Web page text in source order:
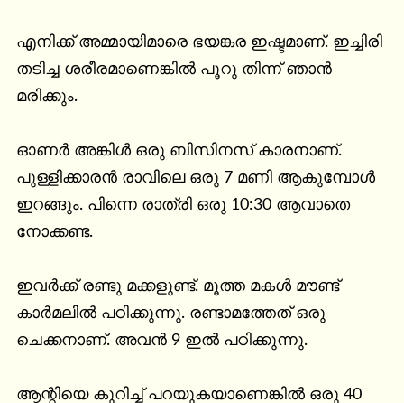
എനിക്ക് അമ്മായിമാരെ ഭയങ്കര ഇഷ്ടമാണ്. ഇച്ചിരി
തടിച്ച ശരീരമാണെങ്കിൽ പൂറു തിന്ന് ഞാൻ
മരിക്കും.
ഓണർ അങ്കിൾ ഒരു ബിസിനസ് കാരനാണ്.
പുള്ളിക്കാരൻ രാവിലെ ഒരു 7 മണി ആകുമ്പോൾ
ഇറങ്ങും. പിന്നെ രാത്രി ഒരു 10:30 ആവാതെ
നോക്കണ്ട.
ഇവർക്ക് രണ്ടു മക്കളുണ്ട്. മൂത്ത മകൾ മൗണ്ട്
കാർമലിൽ പഠിക്കുന്നു. രണ്ടാമത്തേത് ഒരു
ചെക്കനാണ്. അവൻ 9 ഇൽ പഠിക്കുന്നു.
ആന്റിയെ കുറിച്ച് പറയുകയാണെങ്കിൽ ഒരു 40